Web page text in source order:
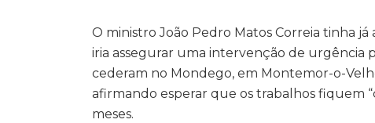
O ministro João Pedro Matos Correia tinha
iria assegurar uma intervenção de urgência
cederam no Mondego, em Montemor-o-
afirmando esperar que os trabalhos fiquem
meses.